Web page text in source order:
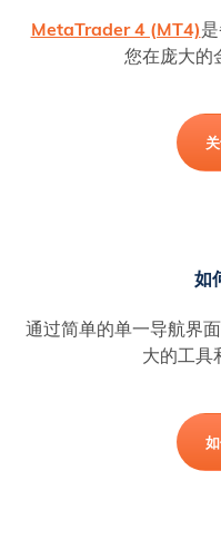
MetaTrader 4 (MT4)
您在庞大的
如
通过简单的单一导航界
大的工具